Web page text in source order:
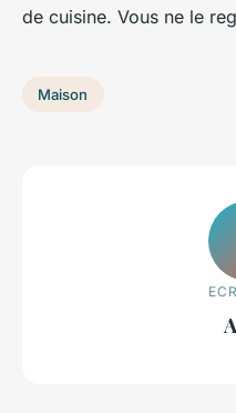
de cuisine. Vous ne le
Maison